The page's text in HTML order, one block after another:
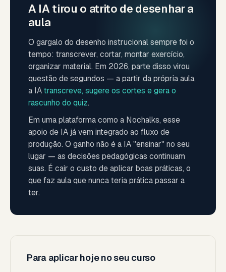
A IA tirou o atrito de desenhar a
aula
O gargalo do desenho instrucional sempre foi o
tempo: transcrever, cortar, montar exercício,
organizar material. Em 2026, parte disso virou
questão de segundos — a partir da própria aula,
a IAtranscreve, sugere os cortes e gera o
rascunho do quiz.
Em uma plataforma como a Nochalks, esse
apoio de IA já vem integrado ao fluxo de
produção. O ganho não é a IA "ensinar" no seu
lugar — as decisões pedagógicas continuam
suas. É cair o custo de aplicar boas práticas, o
que faz aula que nunca teria prática passar a
ter.
Para aplicar hoje no seu curso